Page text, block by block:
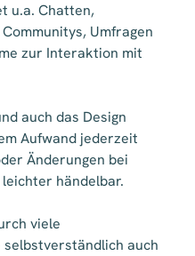
u.a. Chatten,
Umfragen
zur Interaktion mit
auch das Design
Aufwand jederzeit
Änderungen bei
händelbar.
viele
auch